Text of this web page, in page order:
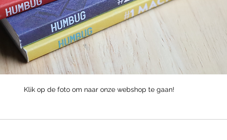
Klik op de foto om naar onze webshop te gaan!